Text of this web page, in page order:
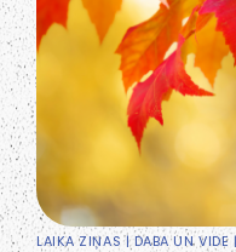
LAIKA ZIŅAS| DABA UN VIDE